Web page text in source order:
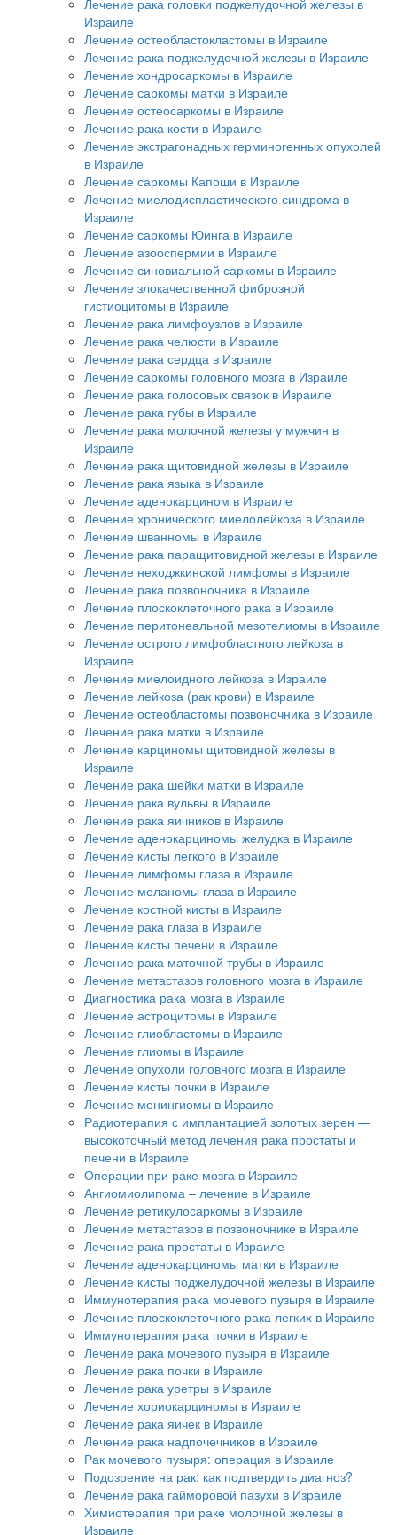
Израиле
Лечение остеобластокластомы в Израиле
Лечение рака поджелудочной железы в Израиле
Лечение хондросаркомы в Израиле
Лечение саркомы матки в Израиле
Лечение остеосаркомы в Израиле
Лечение рака кости в Израиле
Лечение экстрагонадных герминогенных опухолей
в Израиле
Лечение саркомы Капоши в Израиле
Лечение миелодиспластического синдрома в
Израиле
Лечение саркомы Юинга в Израиле
Лечение азооспермии в Израиле
Лечение синовиальной саркомы в Израиле
Лечение злокачественной фиброзной
гистиоцитомы в Израиле
Лечение рака лимфоузлов в Израиле
Лечение рака челюсти в Израиле
Лечение рака сердца в Израиле
Лечение саркомы головного мозга в Израиле
Лечение рака голосовых связок в Израиле
Лечение рака губы в Израиле
Лечение рака молочной железы у мужчин в
Израиле
Лечение рака щитовидной железы в Израиле
Лечение рака языка в Израиле
Лечение аденокарцином в Израиле
Лечение хронического миелолейкоза в Израиле
Лечение шванномы в Израиле
Лечение рака паращитовидной железы в Израиле
Лечение неходжкинской лимфомы в Израиле
Лечение рака позвоночника в Израиле
Лечение плоскоклеточного рака в Израиле
Лечение перитонеальной мезотелиомы в Израиле
Лечение острого лимфобластного лейкоза в
Израиле
Лечение миелоидного лейкоза в Израиле
Лечение лейкоза (рак крови) в Израиле
Лечение остеобластомы позвоночника в Израиле
Лечение рака матки в Израиле
Лечение карциномы щитовидной железы в
Израиле
Лечение рака шейки матки в Израиле
Лечение рака вульвы в Израиле
Лечение рака яичников в Израиле
Лечение аденокарциномы желудка в Израиле
Лечение кисты легкого в Израиле
Лечение лимфомы глаза в Израиле
Лечение меланомы глаза в Израиле
Лечение костной кисты в Израиле
Лечение рака глаза в Израиле
Лечение кисты печени в Израиле
Лечение рака маточной трубы в Израиле
Лечение метастазов головного мозга в Израиле
Диагностика рака мозга в Израиле
Лечение астроцитомы в Израиле
Лечение глиобластомы в Израиле
Лечение глиомы в Израиле
Лечение опухоли головного мозга в Израиле
Лечение кисты почки в Израиле
Лечение менингиомы в Израиле
Радиотерапия с имплантацией золотых зерен —
высокоточный метод лечения рака простаты и
печени в Израиле
Операции при раке мозга в Израиле
Ангиомиолипома – лечение в Израиле
Лечение ретикулосаркомы в Израиле
Лечение метастазов в позвоночнике в Израиле
Лечение рака простаты в Израиле
Лечение аденокарциномы матки в Израиле
Лечение кисты поджелудочной железы в Израиле
Иммунотерапия рака мочевого пузыря в Израиле
Лечение плоскоклеточного рака легких в Израиле
Иммунотерапия рака почки в Израиле
Лечение рака мочевого пузыря в Израиле
Лечение рака почки в Израиле
Лечение рака уретры в Израиле
Лечение хориокарциномы в Израиле
Лечение рака яичек в Израиле
Лечение рака надпочечников в Израиле
Рак мочевого пузыря: операция в Израиле
Подозрение на рак: как подтвердить диагноз?
Лечение рака гайморовой пазухи в Израиле
Химиотерапия при раке молочной железы в
Израиле